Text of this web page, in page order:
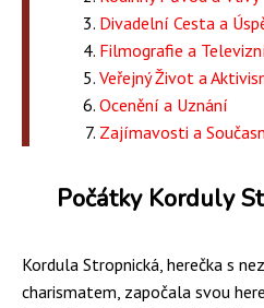
Divadelní Cesta a
Filmografie a
Veřejný Život a
Ocenění a Uznání
Zajímavosti a
Počátky Korduly
Kordula Stropnická, herečka s
charismatem, započala svou